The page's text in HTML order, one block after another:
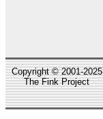
Copyright © 2001-2025
The Fink Project